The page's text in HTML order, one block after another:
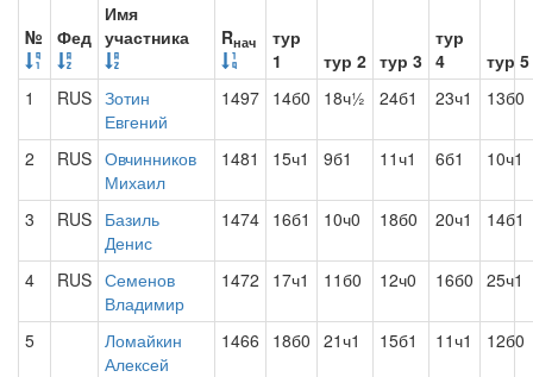
№ Фед
Имя
участника
Rнач
тур
1
тур 2 тур 3
тур
4
тур 5
1
RUS Зотин
Евгений
1497 14б0 18ч½ 24б1 23ч1 13б0
2 RUS Овчинников
Михаил
1481 15ч1 9б1 11ч1 6б1 10ч1
3 RUS Базиль
Денис
1474 16б1 10ч0 18б0 20ч1 14б1
4 RUS Семенов
Владимир
1472 17ч1 11б0 12ч0 16б0 25ч1
5
Ломайкин
Алексей
1466 18б0 21ч1 15б1 11ч1 12б0